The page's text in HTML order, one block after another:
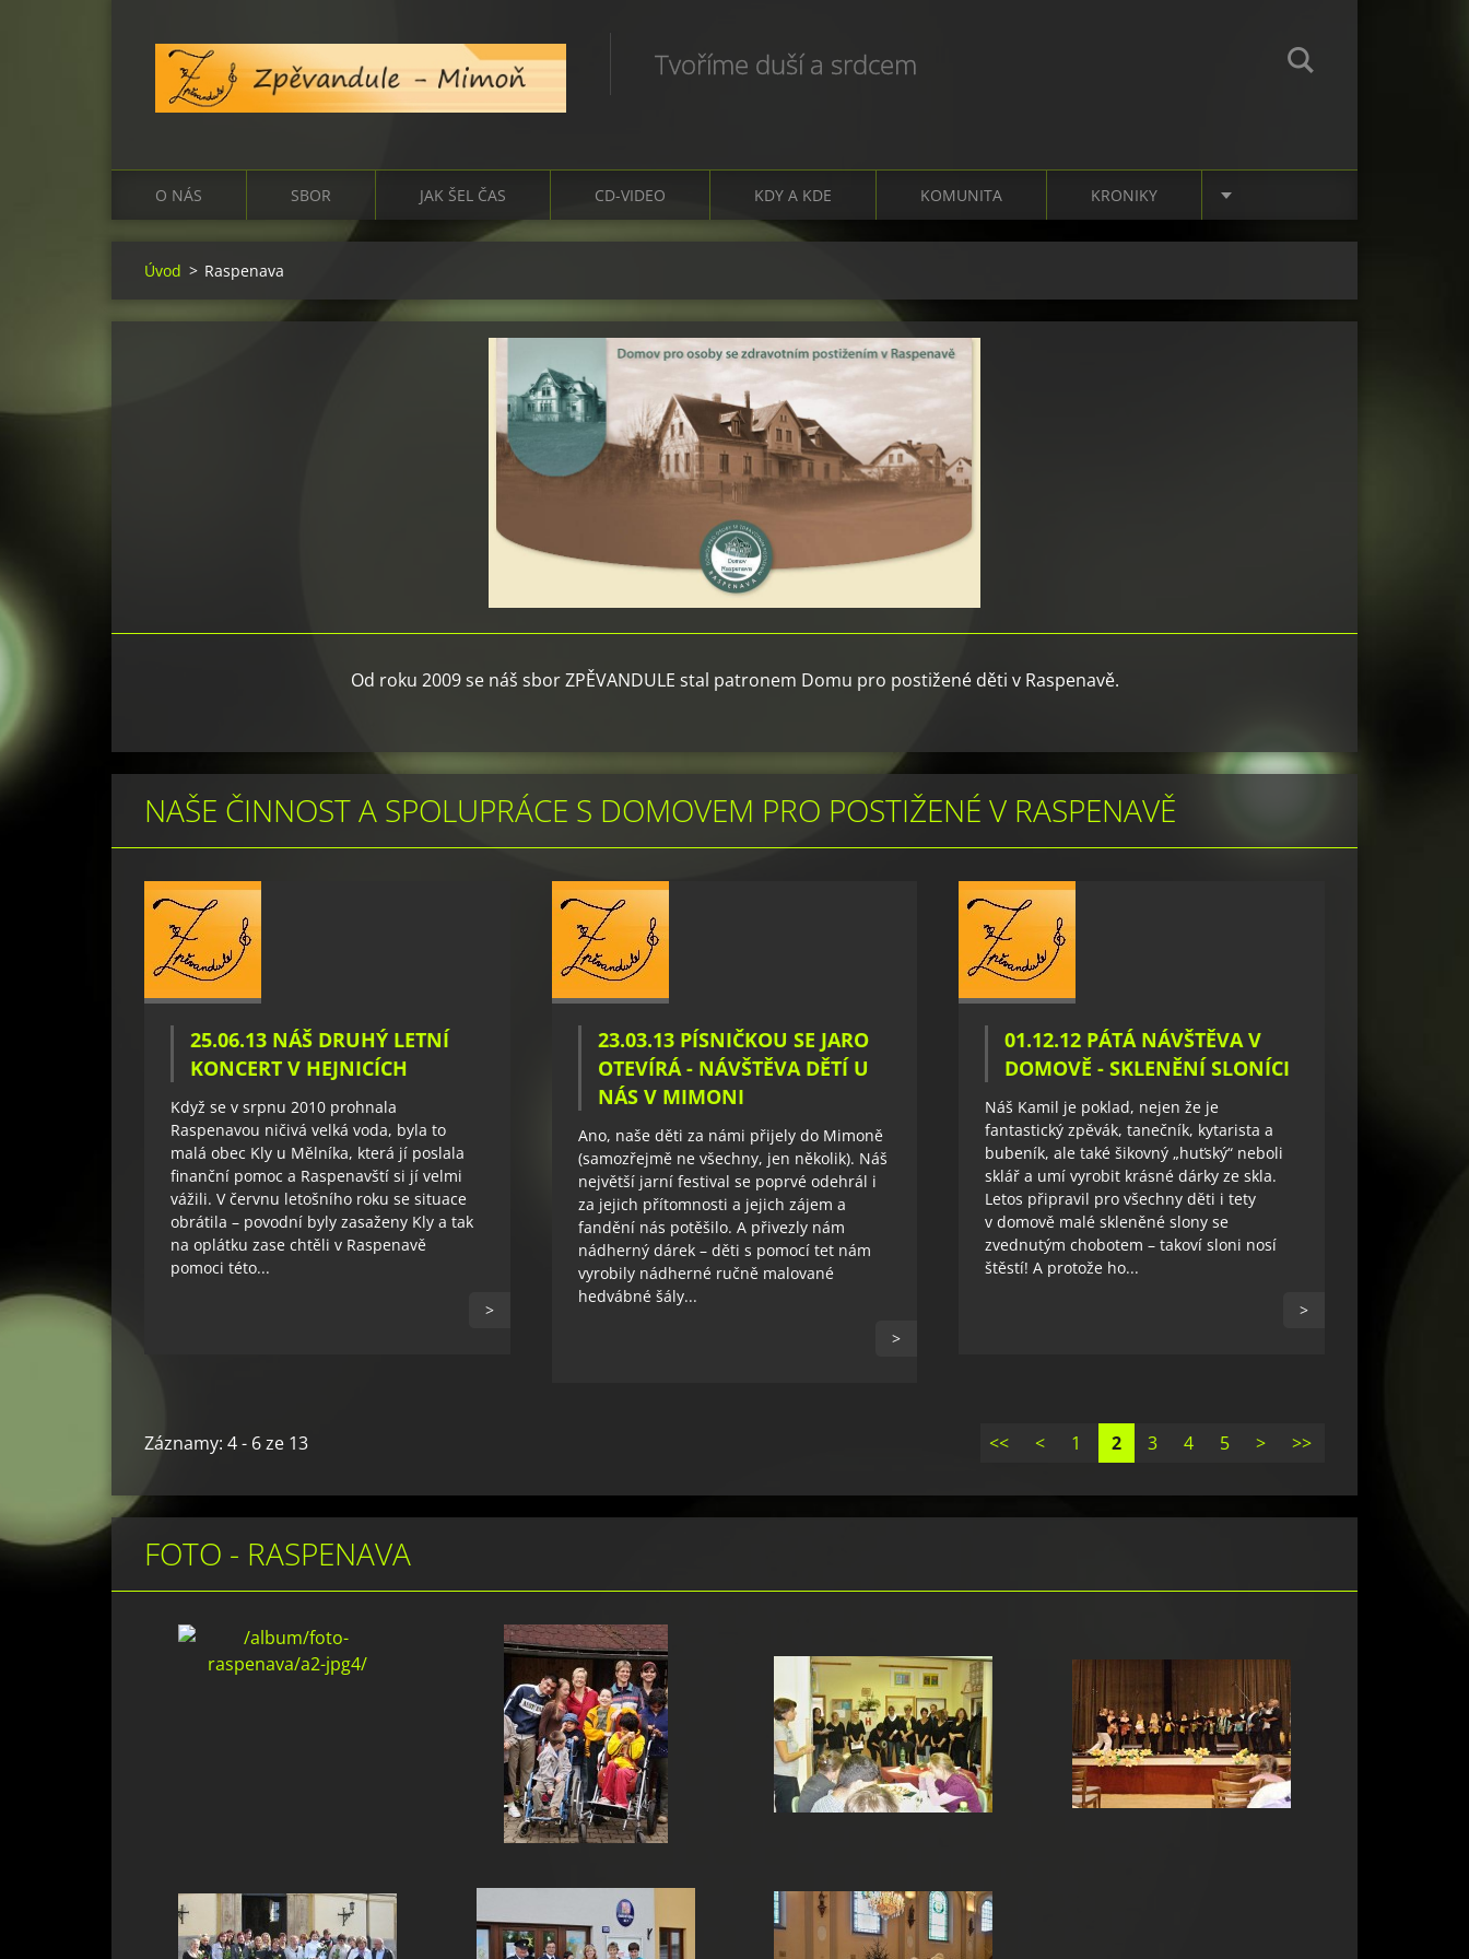
Tvoříme duší a srdcem
O NÁS SBOR JAK ŠEL ČAS CD-VIDEO KDY A KDE KOMUNITA KRONIKY
Úvod > Raspenava
Od roku 2009 se náš sbor ZPĚVANDULE stal patronem Domu pro postižené děti v Raspenavě.
NAŠE ČINNOST A SPOLUPRÁCE S DOMOVEM PRO POSTIŽENÉ V RASPENAVĚ
25.06.13 NÁŠ DRUHÝ LETNÍ
KONCERT V HEJNICÍCH
Když se v srpnu 2010 prohnala
Raspenavou ničivá velká voda, byla to
malá obec Kly u Mělníka, která jí poslala
finanční pomoc a Raspenavští si jí velmi
vážili. V červnu letošního roku se situace
obrátila – povodní byly zasaženy Kly a tak
na oplátku zase chtěli v Raspenavě
pomoci této...
>
23.03.13 PÍSNIČKOU SE JARO
OTEVÍRÁ - NÁVŠTĚVA DĚTÍ U
NÁS V MIMONI
Ano, naše děti za námi přijely do Mimoně
(samozřejmě ne všechny, jen několik). Náš
největší jarní festival se poprvé odehrál i
za jejich přítomnosti a jejich zájem a
fandění nás potěšilo. A přivezly nám
nádherný dárek – děti s pomocí tet nám
vyrobily nádherné ručně malované
hedvábné šály...
>
01.12.12 PÁTÁ NÁVŠTĚVA V
DOMOVĚ - SKLENĚNÍ SLONÍCI
Náš Kamil je poklad, nejen že je
fantastický zpěvák, tanečník, kytarista a
bubeník, ale také šikovný „huťský“ neboli
sklář a umí vyrobit krásné dárky ze skla.
Letos připravil pro všechny děti i tety
v domově malé skleněné slony se
zvednutým chobotem – takoví sloni nosí
štěstí! A protože ho...
>
Záznamy: 4 - 6 ze 13 << < 1 2 3 4 5 > >>
FOTO - RASPENAVA